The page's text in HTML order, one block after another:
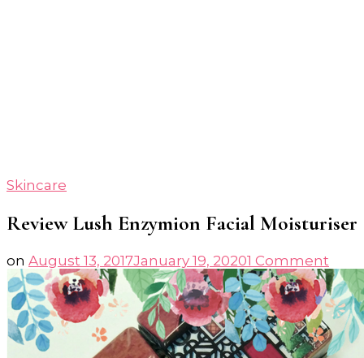
Skincare
Review Lush Enzymion Facial Moisturiser
on August 13, 2017January 19, 20201 Comment
Lush